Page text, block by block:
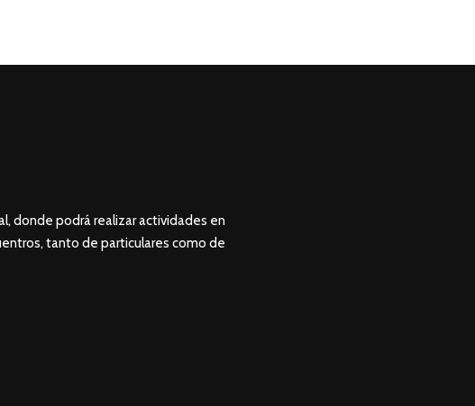
donde podrá realizar actividades en
tanto de particulares como de